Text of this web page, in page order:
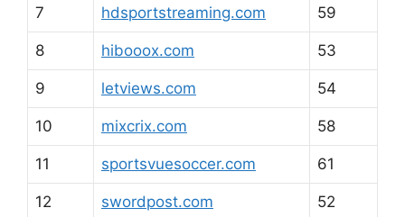
7 hdsportstreaming.com 59
8 hibooox.com 53
9 letviews.com 54
10 mixcrix.com 58
11 sportsvuesoccer.com 61
12 swordpost.com 52